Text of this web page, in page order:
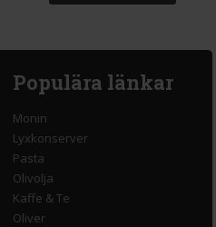
Populära länkar
Monin
Lyxkonserver
Pasta
Olivolja
Kaffe & Te
Oliver